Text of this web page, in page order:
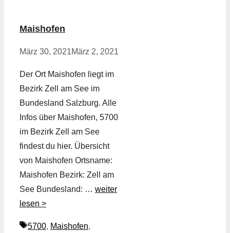
Maishofen
März 30, 2021März 2, 2021
Der Ort Maishofen liegt im
Bezirk Zell am See im
Bundesland Salzburg. Alle
Infos über Maishofen, 5700
im Bezirk Zell am See
findest du hier. Übersicht
von Maishofen Ortsname:
Maishofen Bezirk: Zell am
See Bundesland: … weiter
lesen >
Schlagwörter
5700, Maishofen,